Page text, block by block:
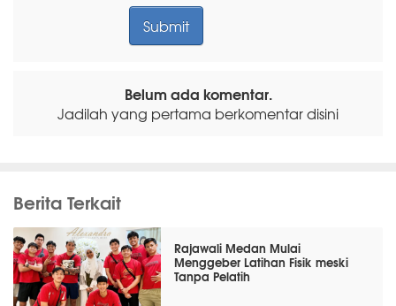
Belum ada komentar.
Jadilah yang pertama berkomentar disini
Berita Terkait
Rajawali Medan Mulai
Menggeber Latihan Fisik meski
Tanpa Pelatih